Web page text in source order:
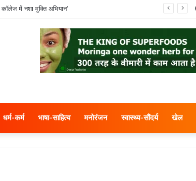
कॉलेज में नशा मुक्ति अभियान’
धर्म-कर्म भाषा-साहित्य मनोरंजन स्वास्थ्य-सौंदर्य खेल